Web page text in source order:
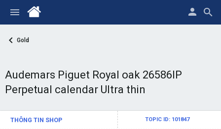
Gold
Audemars Piguet Royal oak 26586IP
Perpetual calendar Ultra thin
THÔNG TIN SHOP TOPIC ID: 101847